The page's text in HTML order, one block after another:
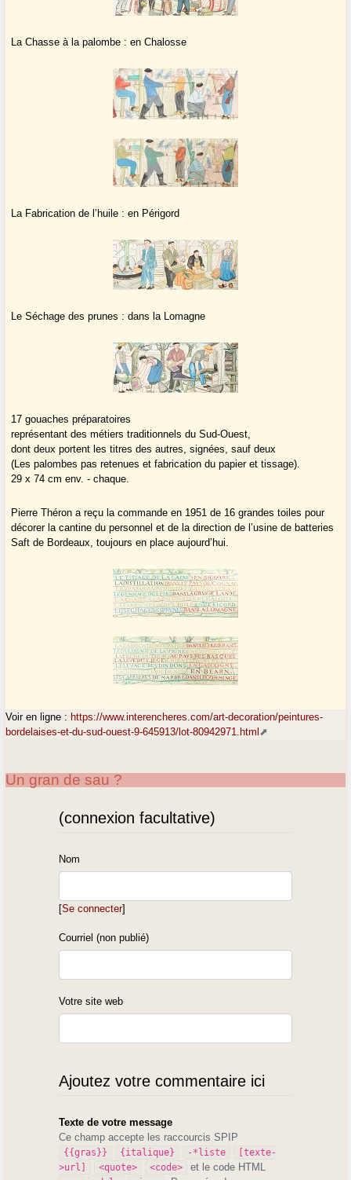
La Chasse à la palombe : en Chalosse
La Fabrication de l’huile : en Périgord
Le Séchage des prunes : dans la Lomagne
17 gouaches préparatoires
représentant des métiers traditionnels du Sud-Ouest,
dont deux portent les titres des autres, signées, sauf deux
(Les palombes pas retenues et fabrication du papier et tissage).
29 x 74 cm env. - chaque.
Pierre Théron a reçu la commande en 1951 de 16 grandes toiles pour
décorer la cantine du personnel et de la direction de l’usine de batteries
Saft de Bordeaux, toujours en place aujourd’hui.
Voir en ligne : https://www.interencheres.com/art-decoration/peintures-
bordelaises-et-du-sud-ouest-9-645913/lot-80942971.html
Un gran de sau ?
(connexion facultative)
Nom
[Se connecter]
Courriel (non publié)
Votre site web
Ajoutez votre commentaire ici
Texte de votre message
Ce champ accepte les raccourcis SPIP
{{gras}} {italique} -*liste
[texte-
>url]
<quote> <code> et le code HTML